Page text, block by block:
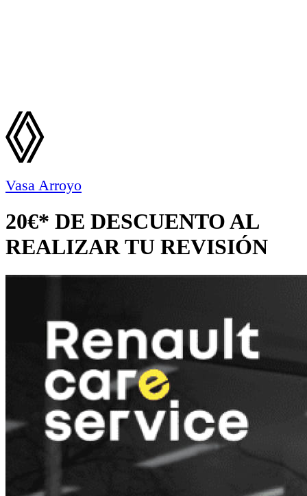
Vasa Arroyo
20€* DE DESCUENTO AL
REALIZAR TU REVISIÓN